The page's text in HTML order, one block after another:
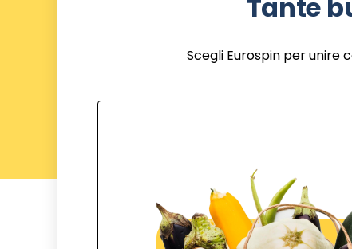
Tante
Scegli Eurospin per unire